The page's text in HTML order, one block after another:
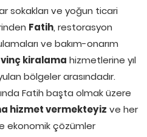
sokakları ve yoğun ticari
Fatih, restorasyon
ve bakım-onarım
kiralama hizmetlerine yıl
bölgeler arasındadır.
Fatih başta olmak üzere
hizmet vermekteyiz ve her
ekonomik çözümler